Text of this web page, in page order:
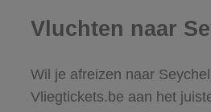
Vluchten naar
Wil je afreizen naar
Vliegtickets.be aan het